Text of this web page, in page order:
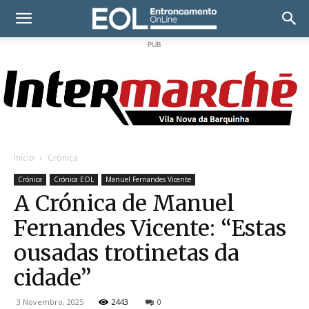
PUB
Início Crónica
Crónica Crónica EOL Manuel Fernandes Vicente
A Crónica de Manuel
Fernandes Vicente: “Estas
ousadas trotinetas da
cidade”
3 Novembro, 2025 2443 0